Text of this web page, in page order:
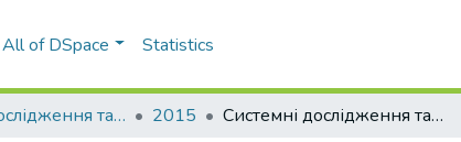
All of DSpace Statistics
Системні дослідження та інформаційні технології 2015 Системні дослідження та інформаційні технології: міжнародний науково-технічний журнал, № 1